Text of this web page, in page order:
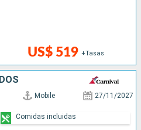
US$ 519 +Tasas
Mobile 27/11/2027
Comidas incluidas